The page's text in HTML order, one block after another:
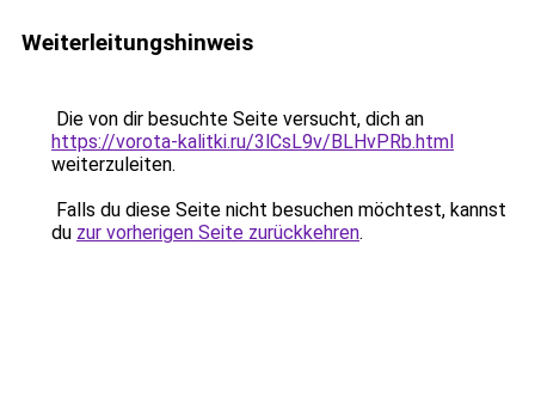
Weiterleitungshinweis
Die von dir besuchte Seite versucht, dich an
https://vorota-kalitki.ru/3lCsL9v/BLHvPRb.html
weiterzuleiten.
Falls du diese Seite nicht besuchen möchtest, kannst
du zur vorherigen Seite zurückkehren.